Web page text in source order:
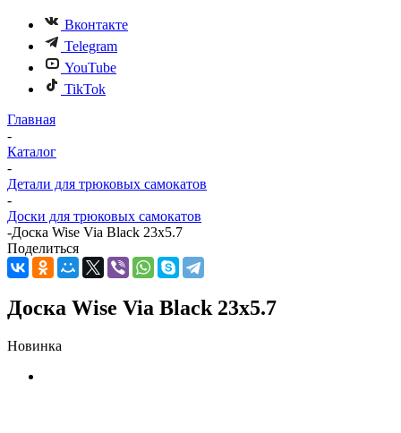
Вконтакте
Telegram
YouTube
TikTok
Главная
-
Каталог
-
Детали для трюковых самокатов
-
Доски для трюковых самокатов
-Доска Wise Via Black 23x5.7
Поделиться
Доска Wise Via Black 23x5.7
Новинка